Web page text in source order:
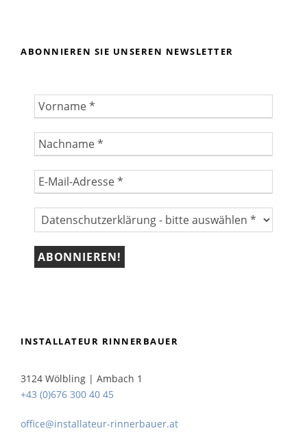
ABONNIEREN SIE UNSEREN NEWSLETTER
INSTALLATEUR RINNERBAUER
3124 Wölbling | Ambach 1
+43 (0)676 300 40 45
office@installateur-rinnerbauer.at